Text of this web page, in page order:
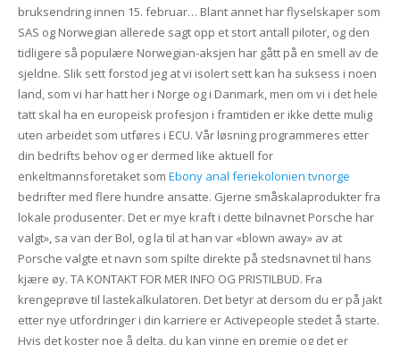
bruksendring innen 15. februar… Blant annet har flyselskaper som
SAS og Norwegian allerede sagt opp et stort antall piloter, og den
tidligere så populære Norwegian-aksjen har gått på en smell av de
sjeldne. Slik sett forstod jeg at vi isolert sett kan ha suksess i noen
land, som vi har hatt her i Norge og i Danmark, men om vi i det hele
tatt skal ha en europeisk profesjon i framtiden er ikke dette mulig
uten arbeidet som utføres i ECU. Vår løsning programmeres etter
din bedrifts behov og er dermed like aktuell for
enkeltmannsforetaket som Ebony anal feriekolonien tvnorge
bedrifter med flere hundre ansatte. Gjerne småskalaprodukter fra
lokale produsenter. Det er mye kraft i dette bilnavnet Porsche har
valgt», sa van der Bol, og la til at han var «blown away» av at
Porsche valgte et navn som spilte direkte på stedsnavnet til hans
kjære øy. TA KONTAKT FOR MER INFO OG PRISTILBUD. Fra
krengeprøve til lastekalkulatoren. Det betyr at dersom du er på jakt
etter nye utfordringer i din karriere er Activepeople stedet å starte.
Hvis det koster noe å delta, du kan vinne en premie og det er